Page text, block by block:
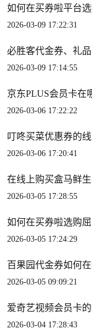
如何在买券啦平台选
2026-03-09 17:22:31
必胜客代金券、礼
2026-03-09 17:14:55
京东PLUS会员卡在
2026-03-06 17:22:22
叮咚买菜优惠券的
2026-03-06 17:20:41
在线上购买盒马鲜
2026-03-05 17:28:55
如何在买券啦选购
2026-03-05 17:24:29
百果园代金券如何在
2026-03-05 09:09:21
爱奇艺视频会员卡
2026-03-04 17:28:43